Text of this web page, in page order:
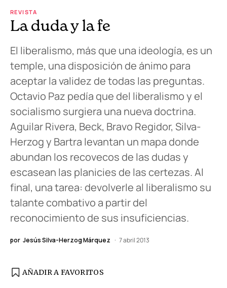
REVISTA
La duda y la fe
El liberalismo, más que una ideología, es un
temple, una disposición de ánimo para
aceptar la validez de todas las preguntas.
Octavio Paz pedía que del liberalismo y el
socialismo surgiera una nueva doctrina.
Aguilar Rivera, Beck, Bravo Regidor, Silva-
Herzog y Bartra levantan un mapa donde
abundan los recovecos de las dudas y
escasean las planicies de las certezas. Al
final, una tarea: devolverle al liberalismo su
talante combativo a partir del
reconocimiento de sus insuficiencias.
por Jesús Silva-Herzog Márquez 7 abril 2013
AÑADIR A FAVORITOS